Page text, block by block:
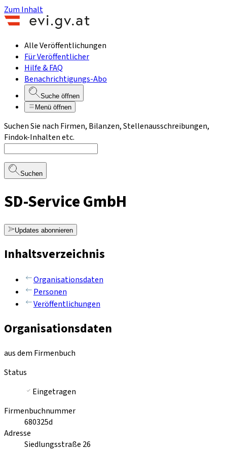
Zum Inhalt
Alle Veröffentlichungen
Für Veröffentlicher
Hilfe & FAQ
Benachrichtigungs-Abo
Suche öffnen
Menü öffnen
Suchen Sie nach Firmen, Bilanzen, Stellenausschreibungen,
Findok-Inhalten etc.
Suchen
SD-Service GmbH
Updates abonnieren
Inhaltsverzeichnis
Organisationsdaten
Personen
Veröffentlichungen
Organisationsdaten
aus dem Firmenbuch
Status
Eingetragen
Firmenbuchnummer
680325d
Adresse
Siedlungsstraße 26